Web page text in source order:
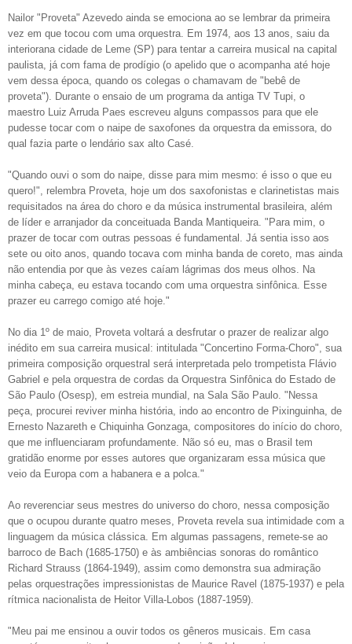
Nailor "Proveta" Azevedo ainda se emociona ao se lembrar da primeira
vez em que tocou com uma orquestra. Em 1974, aos 13 anos, saiu da
interiorana cidade de Leme (SP) para tentar a carreira musical na capital
paulista, já com fama de prodígio (o apelido que o acompanha até hoje
vem dessa época, quando os colegas o chamavam de "bebê de
proveta"). Durante o ensaio de um programa da antiga TV Tupi, o
maestro Luiz Arruda Paes escreveu alguns compassos para que ele
pudesse tocar com o naipe de saxofones da orquestra da emissora, do
qual fazia parte o lendário sax alto Casé.
"Quando ouvi o som do naipe, disse para mim mesmo: é isso o que eu
quero!", relembra Proveta, hoje um dos saxofonistas e clarinetistas mais
requisitados na área do choro e da música instrumental brasileira, além
de líder e arranjador da conceituada Banda Mantiqueira. "Para mim, o
prazer de tocar com outras pessoas é fundamental. Já sentia isso aos
sete ou oito anos, quando tocava com minha banda de coreto, mas ainda
não entendia por que às vezes caíam lágrimas dos meus olhos. Na
minha cabeça, eu estava tocando com uma orquestra sinfônica. Esse
prazer eu carrego comigo até hoje."
No dia 1º de maio, Proveta voltará a desfrutar o prazer de realizar algo
inédito em sua carreira musical: intitulada "Concertino Forma-Choro", sua
primeira composição orquestral será interpretada pelo trompetista Flávio
Gabriel e pela orquestra de cordas da Orquestra Sinfônica do Estado de
São Paulo (Osesp), em estreia mundial, na Sala São Paulo. "Nessa
peça, procurei reviver minha história, indo ao encontro de Pixinguinha, de
Ernesto Nazareth e Chiquinha Gonzaga, compositores do início do choro,
que me influenciaram profundamente. Não só eu, mas o Brasil tem
gratidão enorme por esses autores que organizaram essa música que
veio da Europa com a habanera e a polca."
Ao reverenciar seus mestres do universo do choro, nessa composição
que o ocupou durante quatro meses, Proveta revela sua intimidade com a
linguagem da música clássica. Em algumas passagens, remete-se ao
barroco de Bach (1685-1750) e às ambiências sonoras do romântico
Richard Strauss (1864-1949), assim como demonstra sua admiração
pelas orquestrações impressionistas de Maurice Ravel (1875-1937) e pela
rítmica nacionalista de Heitor Villa-Lobos (1887-1959).
"Meu pai me ensinou a ouvir todos os gêneros musicais. Em casa